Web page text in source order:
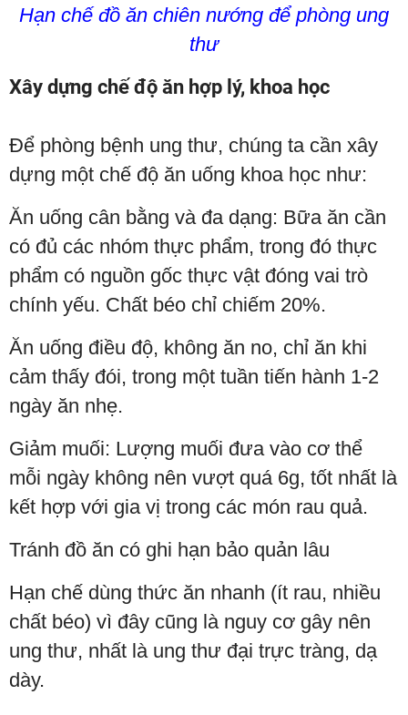
Hạn chế đồ ăn chiên nướng để phòng ung
thư
Xây dựng chế độ ăn hợp lý, khoa học
Để phòng bệnh ung thư, chúng ta cần xây
dựng một chế độ ăn uống khoa học như:
Ăn uống cân bằng và đa dạng: Bữa ăn cần
có đủ các nhóm thực phẩm, trong đó thực
phẩm có nguồn gốc thực vật đóng vai trò
chính yếu. Chất béo chỉ chiếm 20%.
Ăn uống điều độ, không ăn no, chỉ ăn khi
cảm thấy đói, trong một tuần tiến hành 1-2
ngày ăn nhẹ.
Giảm muối: Lượng muối đưa vào cơ thể
mỗi ngày không nên vượt quá 6g, tốt nhất là
kết hợp với gia vị trong các món rau quả.
Tránh đồ ăn có ghi hạn bảo quản lâu
Hạn chế dùng thức ăn nhanh (ít rau, nhiều
chất béo) vì đây cũng là nguy cơ gây nên
ung thư, nhất là ung thư đại trực tràng, dạ
dày.